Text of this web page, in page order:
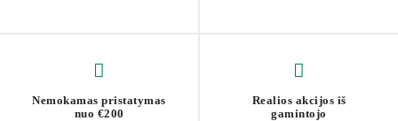
Nemokamas pristatymas
nuo €200
Realios akcijos iš
gamintojo